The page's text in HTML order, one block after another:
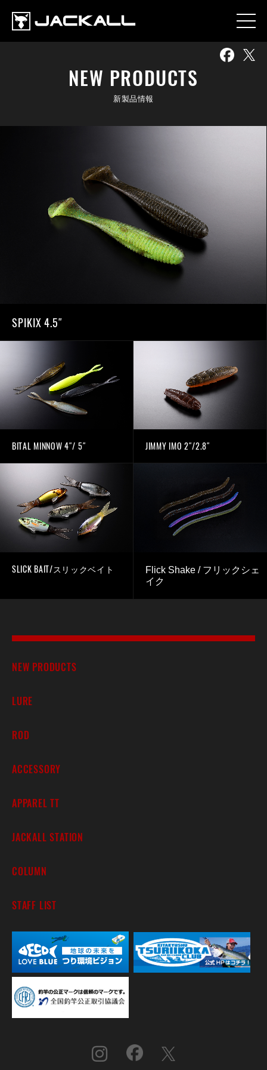
NEW PRODUCTS
新製品情報
SPIKIX 4.5″
BITAL MINNOW 4″/ 5″ JIMMY IMO 2″/2.8″
SLICK BAIT/スリックベイト
Flick Shake / フリックシェ
イク
NEW PRODUCTS
LURE
ROD
ACCESSORY
APPAREL TT
JACKALL STATION
COLUMN
STAFF LIST